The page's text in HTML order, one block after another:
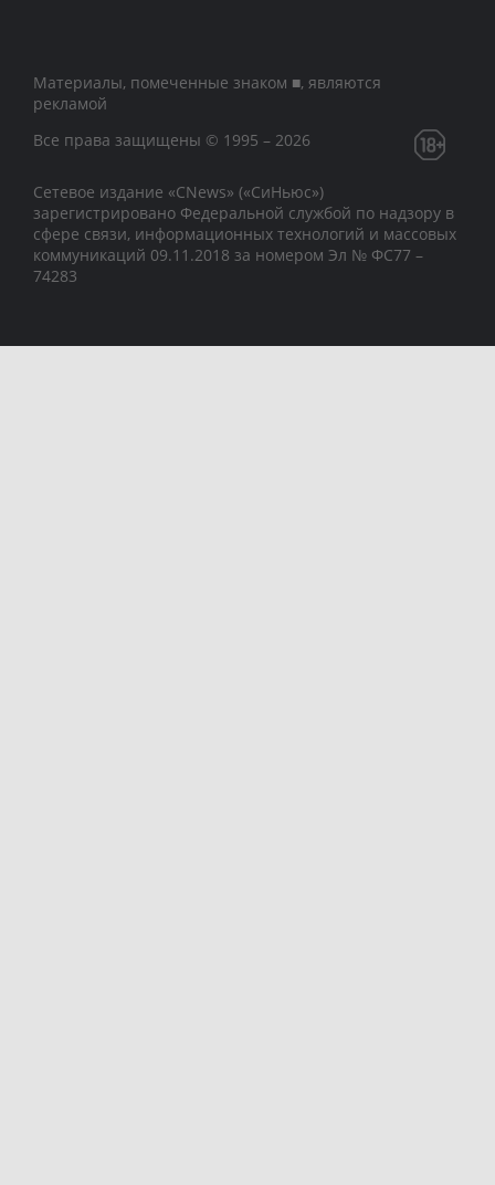
Материалы, помеченные знаком ■, являются
рекламой
Все права защищены © 1995 – 2026
Сетевое издание «CNews» («СиНьюс»)
зарегистрировано Федеральной службой по надзору в
сфере связи, информационных технологий и массовых
коммуникаций 09.11.2018 за номером Эл № ФС77 –
74283